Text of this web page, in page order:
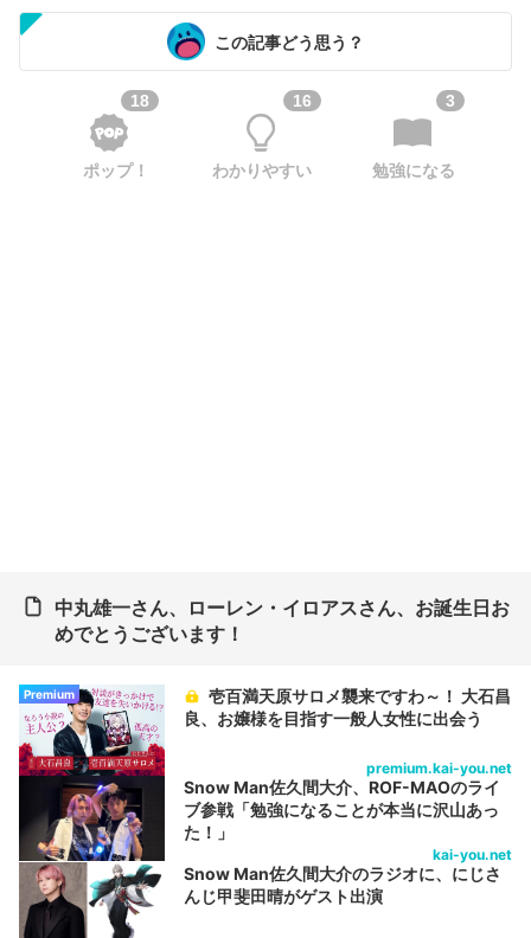
この記事どう思う？
18
ポップ！
16
わかりやすい
3
勉強になる
中丸雄一さん、ローレン・イロアスさん、お誕生日お
めでとうございます！
Premium
壱百満天原サロメ襲来ですわ～！ 大石昌
良、お嬢様を目指す一般人女性に出会う
premium.kai-you.net
Snow Man佐久間大介、ROF-MAOのライ
ブ参戦「勉強になることが本当に沢山あっ
た！」
kai-you.net
Snow Man佐久間大介のラジオに、にじさ
んじ甲斐田晴がゲスト出演